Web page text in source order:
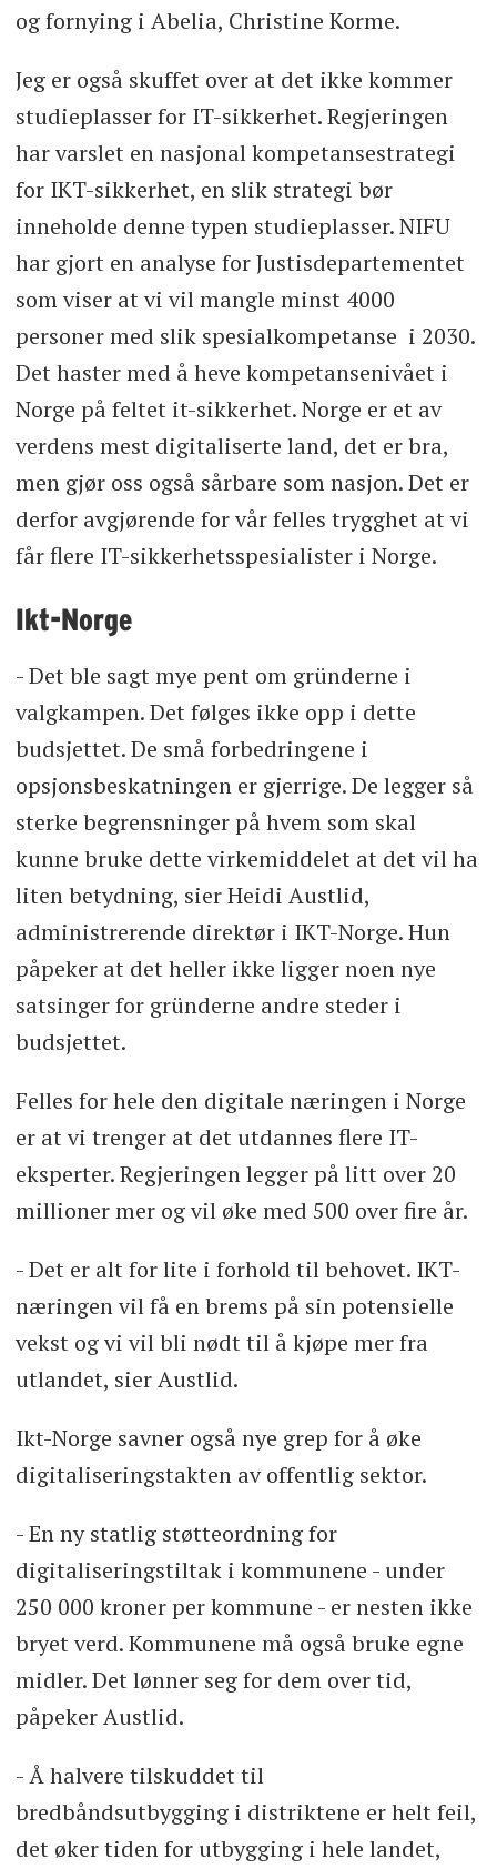
og fornying i Abelia, Christine Korme.
Jeg er også skuffet over at det ikke kommer
studieplasser for IT-sikkerhet. Regjeringen
har varslet en nasjonal kompetansestrategi
for IKT-sikkerhet, en slik strategi bør
inneholde denne typen studieplasser. NIFU
har gjort en analyse for Justisdepartementet
som viser at vi vil mangle minst 4000
personer med slik spesialkompetanse i 2030.
Det haster med å heve kompetansenivået i
Norge på feltet it-sikkerhet. Norge er et av
verdens mest digitaliserte land, det er bra,
men gjør oss også sårbare som nasjon. Det er
derfor avgjørende for vår felles trygghet at vi
får flere IT-sikkerhetsspesialister i Norge.
Ikt-Norge
- Det ble sagt mye pent om gründerne i
valgkampen. Det følges ikke opp i dette
budsjettet. De små forbedringene i
opsjonsbeskatningen er gjerrige. De legger så
sterke begrensninger på hvem som skal
kunne bruke dette virkemiddelet at det vil ha
liten betydning, sier Heidi Austlid,
administrerende direktør i IKT-Norge. Hun
påpeker at det heller ikke ligger noen nye
satsinger for gründerne andre steder i
budsjettet.
Felles for hele den digitale næringen i Norge
er at vi trenger at det utdannes flere IT-
eksperter. Regjeringen legger på litt over 20
millioner mer og vil øke med 500 over fire år.
- Det er alt for lite i forhold til behovet. IKT-
næringen vil få en brems på sin potensielle
vekst og vi vil bli nødt til å kjøpe mer fra
utlandet, sier Austlid.
Ikt-Norge savner også nye grep for å øke
digitaliseringstakten av offentlig sektor.
- En ny statlig støtteordning for
digitaliseringstiltak i kommunene - under
250 000 kroner per kommune - er nesten ikke
bryet verd. Kommunene må også bruke egne
midler. Det lønner seg for dem over tid,
påpeker Austlid.
- Å halvere tilskuddet til
bredbåndsutbygging i distriktene er helt feil,
det øker tiden for utbygging i hele landet,